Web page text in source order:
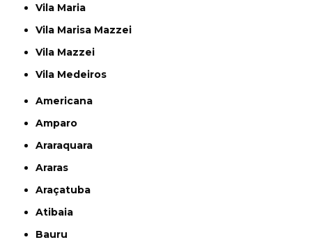
Vila Maria
Vila Marisa Mazzei
Vila Mazzei
Vila Medeiros
Americana
Amparo
Araraquara
Araras
Araçatuba
Atibaia
Bauru